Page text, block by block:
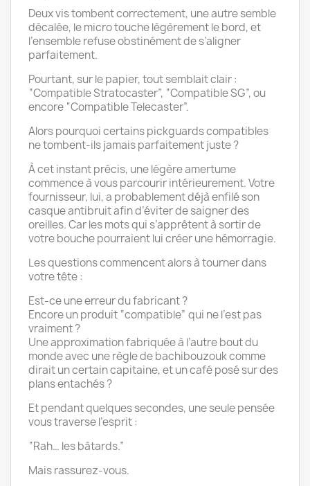
Deux vis tombent correctement, une autre semble
décalée, le micro touche légèrement le bord, et
l’ensemble refuse obstinément de s’aligner
parfaitement.
Pourtant, sur le papier, tout semblait clair :
“Compatible Stratocaster”, “Compatible SG”, ou
encore “Compatible Telecaster”.
Alors pourquoi certains pickguards compatibles
ne tombent-ils jamais parfaitement juste ?
À cet instant précis, une légère amertume
commence à vous parcourir intérieurement. Votre
fournisseur, lui, a probablement déjà enfilé son
casque antibruit afin d’éviter de saigner des
oreilles. Car les mots qui s’apprêtent à sortir de
votre bouche pourraient lui créer une hémorragie.
Les questions commencent alors à tourner dans
votre tête :
Est-ce une erreur du fabricant ?
Encore un produit “compatible” qui ne l’est pas
vraiment ?
Une approximation fabriquée à l’autre bout du
monde avec une règle de bachibouzouk comme
dirait un certain capitaine, et un café posé sur des
plans entachés ?
Et pendant quelques secondes, une seule pensée
vous traverse l’esprit :
“Rah… les bâtards.”
Mais rassurez-vous.